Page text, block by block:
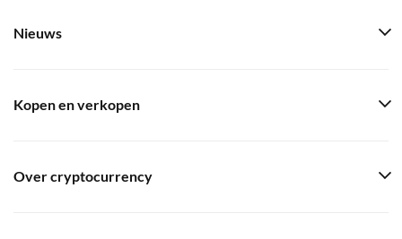
Nieuws
Kopen en verkopen
Over cryptocurrency